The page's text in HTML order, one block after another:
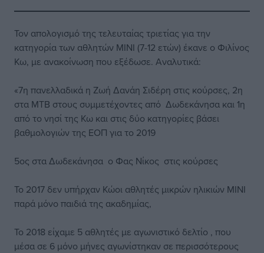
Τον απολογισμό της τελευταίας τριετίας για την
κατηγορία των αθλητών ΜΙΝΙ (7-12 ετών) έκανε ο Φιλίνος
Κω, με ανακοίνωση που εξέδωσε. Αναλυτικά:
«7η πανελλαδικά η Ζωή Δανάη Σιδέρη στις κούρσες, 2η
στα ΜΤΒ στoυς συμμετέχοντες από Δωδεκάνησα και 1η
από το νησί της Κω και στις δύο κατηγορίες βάσει
βαθμολογιών της ΕΟΠ για το 2019
5ος στα Δωδεκάνησα ο Φας Νίκος στις κούρσες
Το 2017 δεν υπήρχαν Κώοι αθλητές μικρών ηλικιών ΜΙΝΙ
παρά μόνο παιδιά της ακαδημίας,
Το 2018 είχαμε 5 αθλητές με αγωνιστικό δελτίο , που
μέσα σε 6 μόνο μήνες αγωνίστηκαν σε περισσότερους